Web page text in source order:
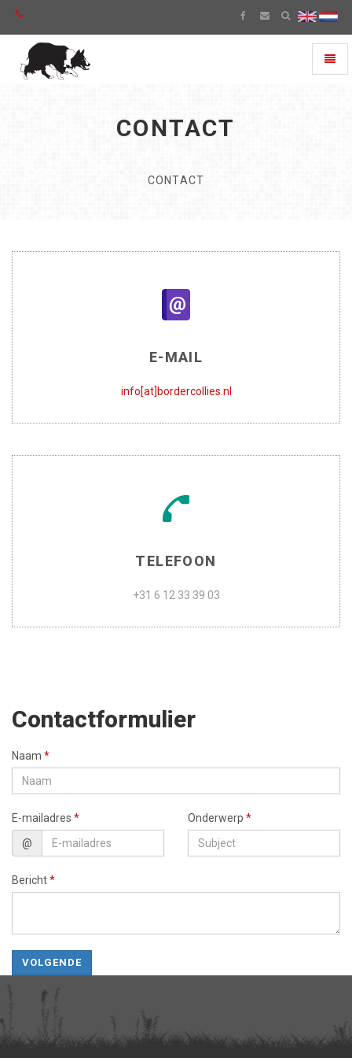
CONTACT
CONTACT
E-MAIL
info[at]bordercollies.nl
TELEFOON
+31 6 12 33 39 03
Contactformulier
Naam *
E-mailadres *
@
Onderwerp *
Bericht*
VOLGENDE